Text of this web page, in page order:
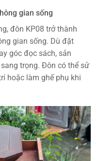
gian sống
đôn KP08 trở thành
gian sống. Dù đặt
góc đọc sách, sản
trọng. Đôn có thể sử
hoặc làm ghế phụ khi